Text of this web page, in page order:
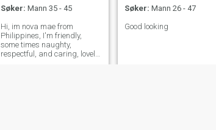
Søker: Mann 35 - 45
Hi, im nova mae from
Philippines, I'm friendly,
some times naughty,
respectful, and caring, lovely
Søker: Mann 26 - 47
Good looking